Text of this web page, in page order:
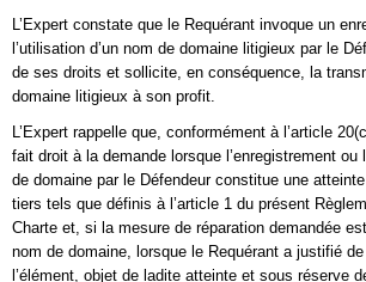
L’Expert constate que le Requérant invoque un
l’utilisation d’un nom de domaine litigieux par le
de ses droits et sollicite, en conséquence, la
domaine litigieux à son profit.
L’Expert rappelle que, conformément à l’article
fait droit à la demande lorsque l’enregistrement ou
de domaine par le Défendeur constitue une
tiers tels que définis à l’article 1 du présent
Charte et, si la mesure de réparation demandée
nom de domaine, lorsque le Requérant a justifié
l’élément, objet de ladite atteinte et sous réserve